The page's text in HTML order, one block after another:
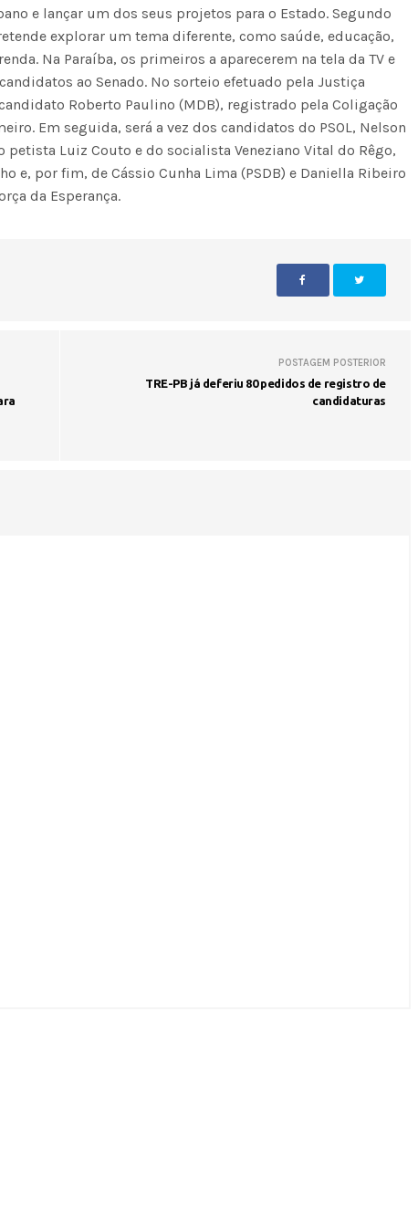
e lançar um dos seus projetos para o Estado. Segundo
explorar um tema diferente, como saúde, educação,
Na Paraíba, os primeiros a aparecerem na tela da TV e
ao Senado. No sorteio efetuado pela Justiça
Roberto Paulino (MDB), registrado pela Coligação
Em seguida, será a vez dos candidatos do PSOL, Nelson
Luiz Couto e do socialista Veneziano Vital do Rêgo,
e, por fim, de Cássio Cunha Lima (PSDB) e Daniella Ribeiro
da Esperança.
POSTAGEM POSTERIOR
TRE-PB já deferiu 80 pedidos de registro de
candidaturas